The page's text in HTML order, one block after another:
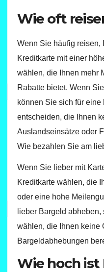
Wie oft
Wenn Sie häufig reisen,
Kreditkarte mit einer
wählen, die Ihnen mehr
Rabatte bietet. Wenn
können Sie sich für
entscheiden, die Ihnen
Auslandseinsätze oder
Wie bezahlen Sie am
Wenn Sie lieber mit
Kreditkarte wählen, die
oder eine hohe
lieber Bargeld
wählen, die Ihnen keine
Bargeldabhebungen
Wie hoch ist